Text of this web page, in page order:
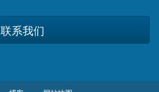
联系我们